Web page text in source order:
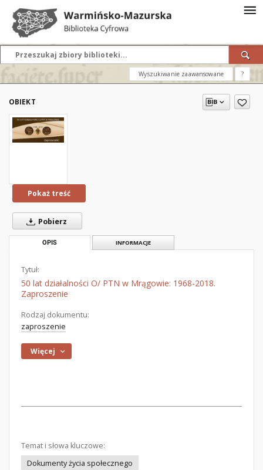
Wyszukiwanie zaawansowane ?
OBIEKT
Pokaż treść
Pobierz
OPIS INFORMACJE
Tytuł:
50 lat działalności O/ PTN w Mrągowie: 1968-2018.
Zaproszenie
Rodzaj dokumentu:
zaproszenie
Więcej
Temat i słowa kluczowe:
Dokumenty życia społecznego